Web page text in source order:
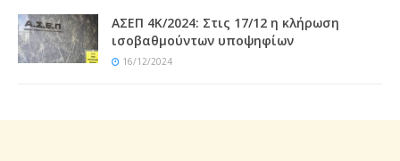
ΑΣΕΠ 4Κ/2024: Στις 17/12 η κλήρωση
ισοβαθμούντων υποψηφίων
16/12/2024